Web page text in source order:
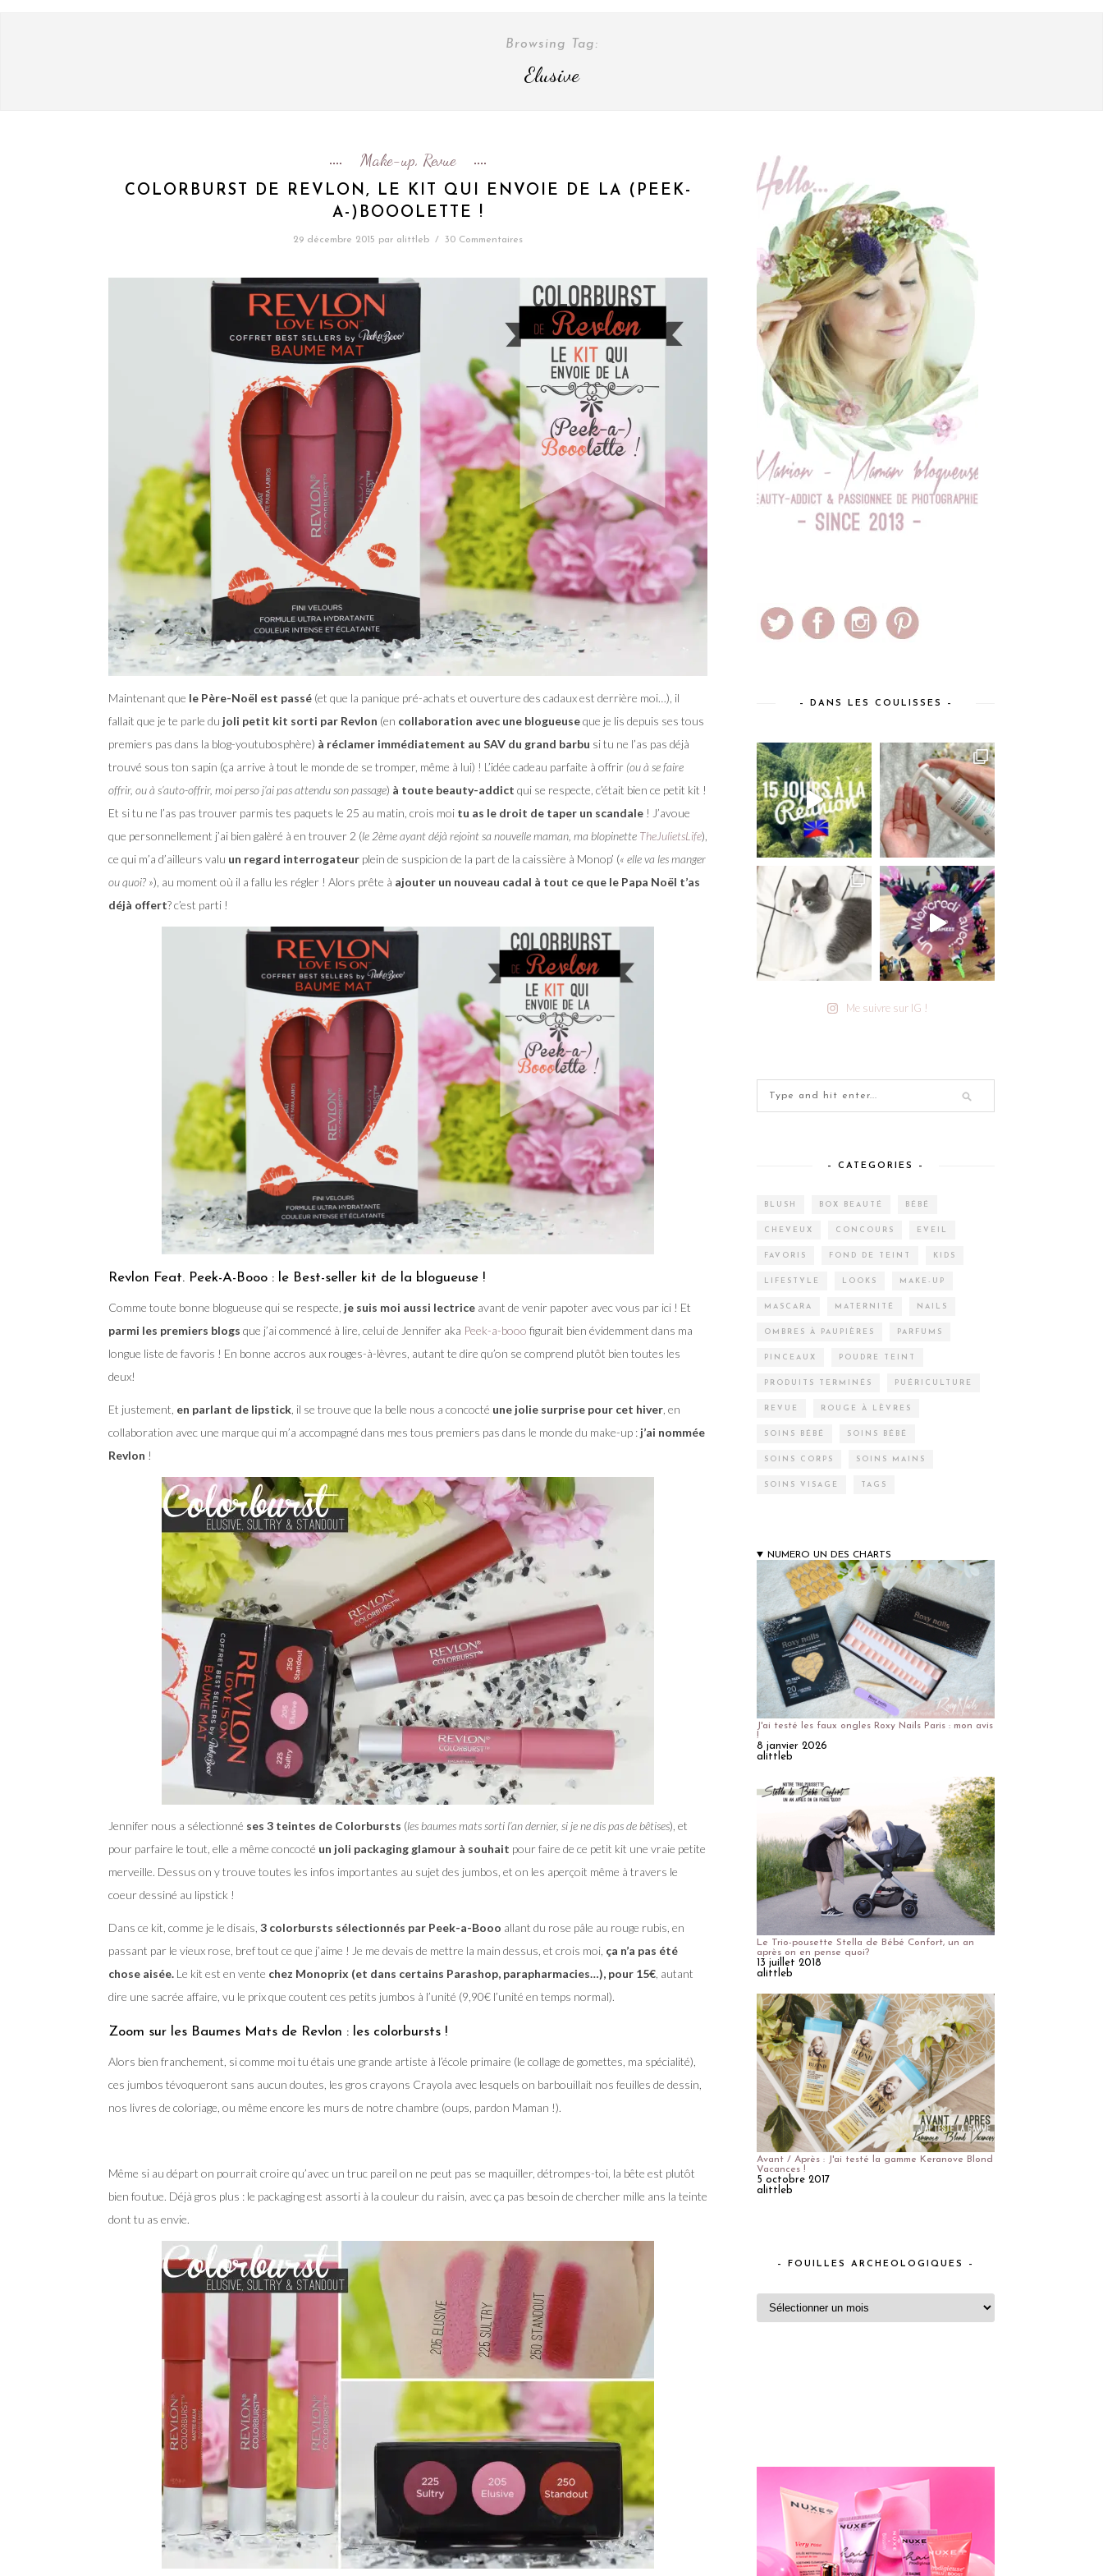
Browsing Tag:
Elusive
Make-up, Revue
COLORBURST DE REVLON, LE KIT QUI ENVOIE DE LA (PEEK-
A-)BOOOLETTE !
29 décembre 2015 par alittleb / 30 Commentaires
Maintenant que le Père-Noël est passé (et que la panique pré-achats et ouverture des cadaux est derrière moi…), il
fallait que je te parle du joli petit kit sorti par Revlon (en collaboration avec une blogueuseque je lis depuis ses tous
premiers pas dans la blog-youtubosphère) à réclamer immédiatement au SAV du grand barbu si tu ne l’as pas déjà
trouvé sous ton sapin (ça arrive à tout le monde de se tromper, même à lui) ! L’idée cadeau parfaite à offrir (ou à se faire
offrir, ou à s’auto-offrir, moi perso j’ai pas attendu son passage) à toute beauty-addict qui se respecte, c’était bien ce petit kit !
Et si tu ne l’as pas trouver parmis tes paquets le 25 au matin, crois moi tu as le droit de taper un scandale ! J’avoue
que personnellement j’ai bien galèré à en trouver 2 (le 2ème ayant déjà rejoint sa nouvelle maman, ma blopinette TheJulietsLife),
ce qui m’a d’ailleurs valu un regard interrogateur plein de suspicion de la part de la caissière à Monop’ (« elle va les manger
ou quoi? »), au moment où il a fallu les régler ! Alors prête à ajouter un nouveau cadal à tout ce que le Papa Noël t’as
déjà offert? c’est parti !
Revlon Feat. Peek-A-Booo : le Best-seller kit de la blogueuse !
Comme toute bonne blogueuse qui se respecte, je suis moi aussi lectrice avant de venir papoter avec vous par ici ! Et
parmi les premiers blogs que j’ai commencé à lire, celui de Jennifer aka Peek-a-booo figurait bien évidemment dans ma
longue liste de favoris ! En bonne accros aux rouges-à-lèvres, autant te dire qu’on se comprend plutôt bien toutes les
deux!
Et justement, en parlant de lipstick , il se trouve que la belle nous a concocté une jolie surprise pour cet hiver , en
collaboration avec une marque qui m’a accompagné dans mes tous premiers pas dans le monde du make-up : j’ai nommée
Revlon !
Jennifer nous a sélectionné ses 3 teintes de Colorbursts (les baumes mats sorti l’an dernier, si je ne dis pas de bêtises), et
pour parfaire le tout, elle a même concocté un joli packaging glamour à souhait pour faire de ce petit kit une vraie petite
merveille. Dessus on y trouve toutes les infos importantes au sujet des jumbos, et on les aperçoit même à travers le
coeur dessiné au lipstick !
Dans ce kit, comme je le disais, 3 colorbursts sélectionnés par Peek-a-Booo allant du rose pâle au rouge rubis, en
passant par le vieux rose, bref tout ce que j’aime ! Je me devais de mettre la main dessus, et crois moi, ça n’a pas été
chose aisée. Le kit est en vente chez Monoprix (et dans certains Parashop, parapharmacies…), pour 15€ , autant
dire une sacrée affaire, vu le prix que coutent ces petits jumbos à l’unité (9,90€ l’unité en temps normal).
Zoom sur les Baumes Mats de Revlon : les colorbursts !
Alors bien franchement, si comme moi tu étais une grande artiste à l’école primaire (le collage de gomettes, ma spécialité),
ces jumbos tévoqueront sans aucun doutes, les gros crayons Crayola avec lesquels on barbouillait nos feuilles de dessin,
nos livres de coloriage, ou même encore les murs de notre chambre (oups, pardon Maman !).
Même si au départ on pourrait croire qu’avec un truc pareil on ne peut pas se maquiller, détrompes-toi, la bête est plutôt
bien foutue. Déjà gros plus : le packaging est assorti à la couleur du raisin, avec ça pas besoin de chercher mille ans la teinte
dont tu as envie.
– DANS LES COULISSES –
Me suivre sur IG !
– CATEGORIES –
BLUSH BOX BEAUTÉ BÉBÉ
CHEVEUX CONCOURS EVEIL
FAVORIS FOND DE TEINT KIDS
LIFESTYLE LOOKS MAKE-UP
MASCARA MATERNITÉ NAILS
OMBRES À PAUPIÈRES PARFUMS
PINCEAUX POUDRE TEINT
PRODUITS TERMINÉS PUÉRICULTURE
REVUE ROUGE À LÈVRES
SOINS BÉBÉ SOINS BÉBÉ
SOINS CORPS SOINS MAINS
SOINS VISAGE TAGS
NUMERO UN DES CHARTS
J'ai testé les faux ongles Roxy Nails Paris : mon avis
!
8 janvier 2026
alittleb
Le Trio-pousette Stella de Bébé Confort, un an
après on en pense quoi?
13 juillet 2018
alittleb
Avant / Après : J'ai testé la gamme Keranove Blond
Vacances !
5 octobre 2017
alittleb
– FOUILLES ARCHEOLOGIQUES –